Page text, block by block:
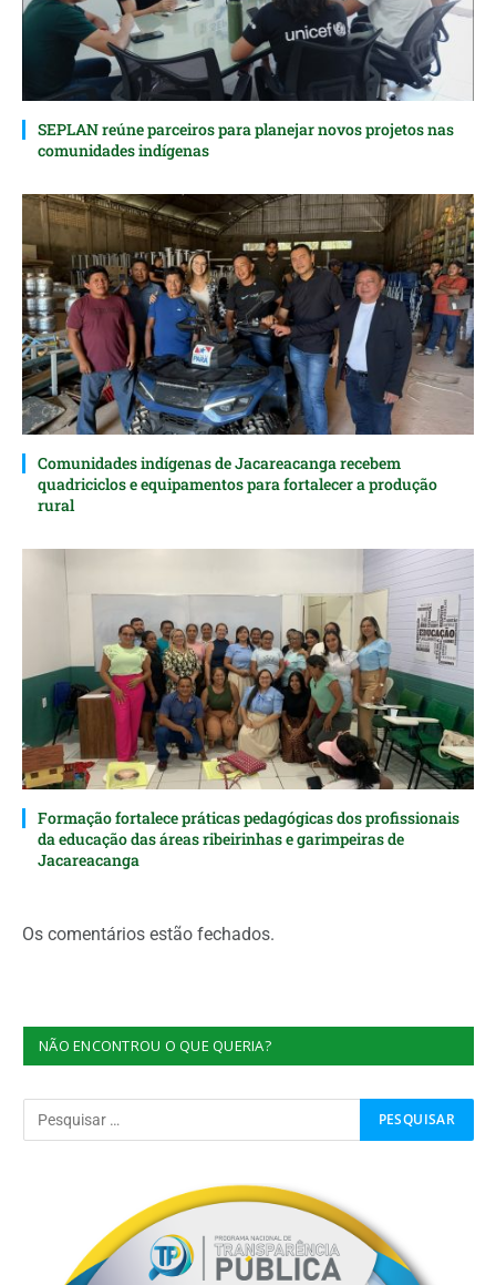
SEPLAN reúne parceiros para planejar novos projetos nas
comunidades indígenas
Comunidades indígenas de Jacareacanga recebem
quadriciclos e equipamentos para fortalecer a produção
rural
Formação fortalece práticas pedagógicas dos profissionais
da educação das áreas ribeirinhas e garimpeiras de
Jacareacanga
Os comentários estão fechados.
NÃO ENCONTROU O QUE QUERIA?